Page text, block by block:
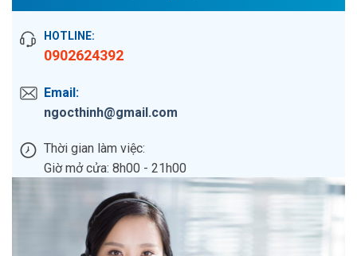
HOTLINE:
0902624392
Email:
ngocthinh@gmail.com
Thời gian làm việc:
Giờ mở cửa: 8h00 - 21h00